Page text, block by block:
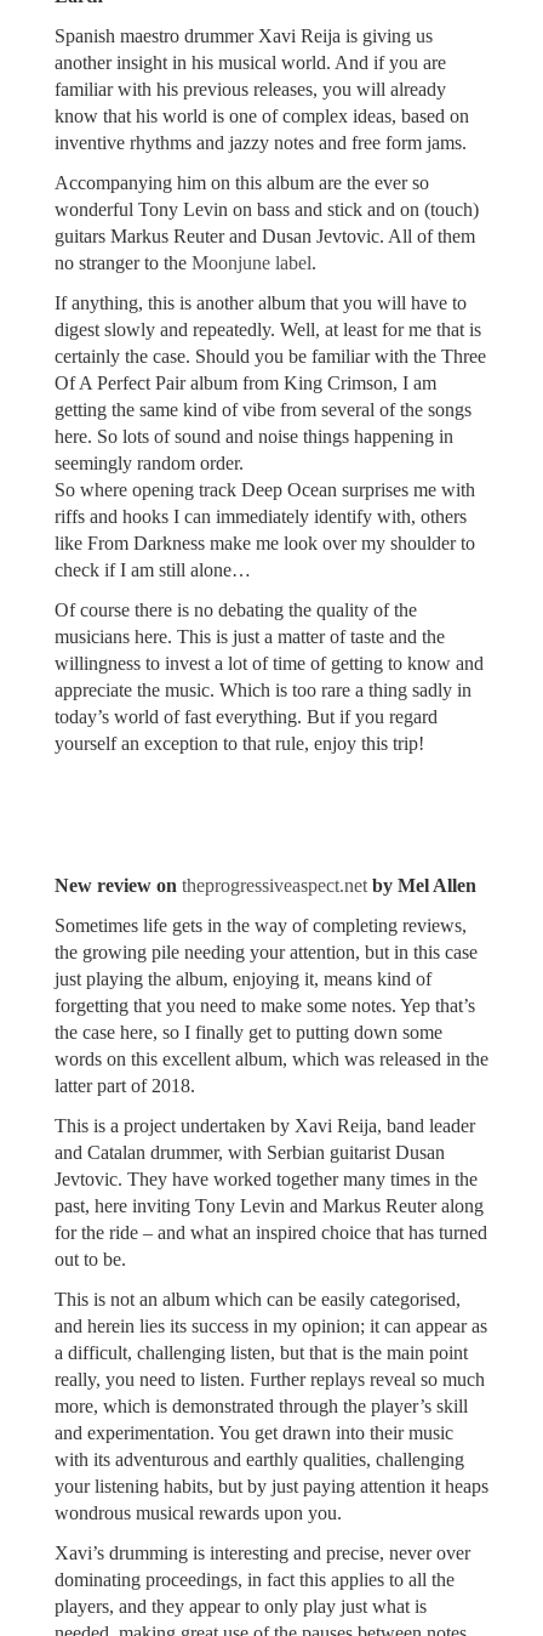
Spanish maestro drummer Xavi Reija is giving us
another insight in his musical world. And if you are
familiar with his previous releases, you will already
know that his world is one of complex ideas, based on
inventive rhythms and jazzy notes and free form jams.
Accompanying him on this album are the ever so
wonderful Tony Levin on bass and stick and on (touch)
guitars Markus Reuter and Dusan Jevtovic. All of them
no stranger to the Moonjune label.
If anything, this is another album that you will have to
digest slowly and repeatedly. Well, at least for me that is
certainly the case. Should you be familiar with the Three
Of A Perfect Pair album from King Crimson, I am
getting the same kind of vibe from several of the songs
here. So lots of sound and noise things happening in
seemingly random order.
So where opening track Deep Ocean surprises me with
riffs and hooks I can immediately identify with, others
like From Darkness make me look over my shoulder to
check if I am still alone…
Of course there is no debating the quality of the
musicians here. This is just a matter of taste and the
willingness to invest a lot of time of getting to know and
appreciate the music. Which is too rare a thing sadly in
today’s world of fast everything. But if you regard
yourself an exception to that rule, enjoy this trip!
New review on theprogressiveaspect.net by Mel Allen
Sometimes life gets in the way of completing reviews,
the growing pile needing your attention, but in this case
just playing the album, enjoying it, means kind of
forgetting that you need to make some notes. Yep that’s
the case here, so I finally get to putting down some
words on this excellent album, which was released in the
latter part of 2018.
This is a project undertaken by Xavi Reija, band leader
and Catalan drummer, with Serbian guitarist Dusan
Jevtovic. They have worked together many times in the
past, here inviting Tony Levin and Markus Reuter along
for the ride – and what an inspired choice that has turned
out to be.
This is not an album which can be easily categorised,
and herein lies its success in my opinion; it can appear as
a difficult, challenging listen, but that is the main point
really, you need to listen. Further replays reveal so much
more, which is demonstrated through the player’s skill
and experimentation. You get drawn into their music
with its adventurous and earthly qualities, challenging
your listening habits, but by just paying attention it heaps
wondrous musical rewards upon you.
Xavi’s drumming is interesting and precise, never over
dominating proceedings, in fact this applies to all the
players, and they appear to only play just what is